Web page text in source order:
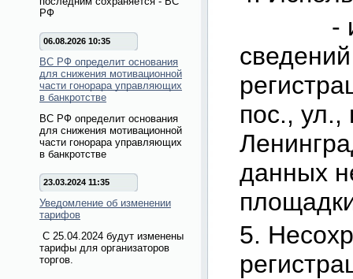
РФ
06.08.2026 10:35
ВС РФ определит основания
для снижения мотивационной
части гонорара управляющих
в банкротстве
ВС РФ определит основания
для снижения мотивационной
части гонорара управляющих
в банкротстве
23.03.2024 11:35
Уведомление об изменении
тарифов
С 25.04.2024 будут изменены
тарифы для организаторов
торгов.
-
пос.,
данных
5.